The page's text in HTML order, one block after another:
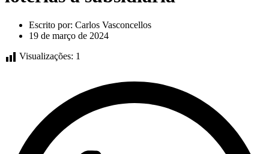
Escrito por: Carlos Vasconcellos
19 de março de 2024
Visualizações: 1